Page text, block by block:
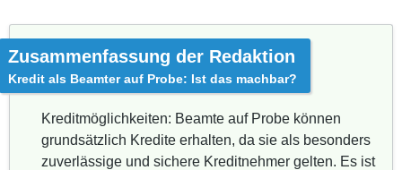
Zusammenfassung der Redaktion
Kredit als Beamter auf Probe: Ist das machbar?
Kreditmöglichkeiten: Beamte auf Probe können
grundsätzlich Kredite erhalten, da sie als besonders
zuverlässige und sichere Kreditnehmer gelten. Es ist